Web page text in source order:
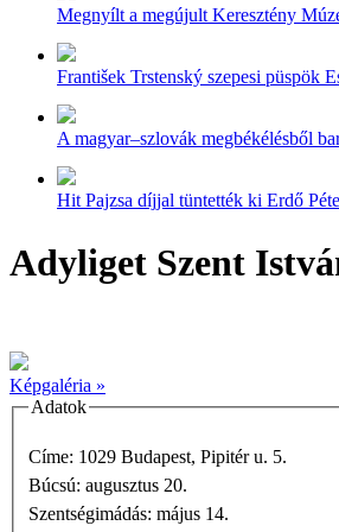
Megnyílt a megújult Keresztény
František Trstenský szepesi püspök
A magyar–szlovák megbékélésből
Hit Pajzsa díjjal tüntették ki Erdő
Adyliget Szent
Képgaléria »
Adatok
Címe: 1029 Budapest, Pipitér u. 5.
Búcsú: augusztus 20.
Szentségimádás: május 14.